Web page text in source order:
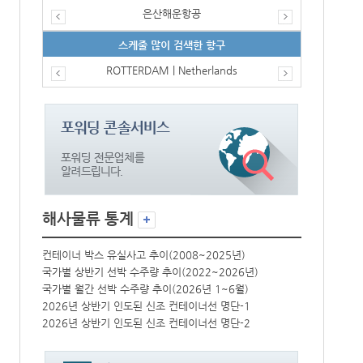
은산해운항공
스케줄 많이 검색한 항구
ROTTERDAM | Netherlands
해사물류 통계
컨테이너 박스 유실사고 추이(2008~2025년)
국가별 상반기 선박 수주량 추이(2022~2026년)
국가별 월간 선박 수주량 추이(2026년 1~6월)
2026년 상반기 인도된 신조 컨테이너선 명단-1
2026년 상반기 인도된 신조 컨테이너선 명단-2